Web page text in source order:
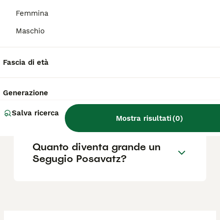
Femmina
Maschio
Fascia di età
Generazione
Salva ricerca
Mostra risultati(0)
Quali sono le caratteristiche
Posavatz?
Qual è il carattere del
segugio Posavatz?
Quanto diventa grande un
Segugio Posavatz?